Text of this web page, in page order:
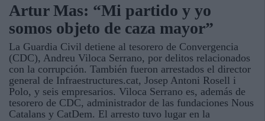
Artur Mas: “Mi partido y yo
somos objeto de caza mayor”
La Guardia Civil detiene al tesorero de Convergencia
(CDC), Andreu Viloca Serrano, por delitos relacionados
con la corrupción. También fueron arrestados el director
general de Infraestructures.cat, Josep Antoni Rosell i
Polo, y seis empresarios. Viloca Serrano es, además de
tesorero de CDC, administrador de las fundaciones Nous
Catalans y CatDem. El arresto tuvo lugar en la